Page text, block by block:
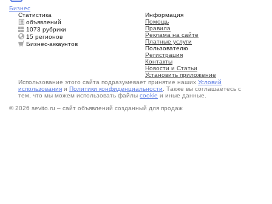
Бизнес
Статистика
объявлений
1073 рубрики
15 регионов
Бизнес-аккаунтов
Информация
Помощь
Правила
Реклама на сайте
Платные услуги
Пользователю
Регистрация
Контакты
Новости и Статьи
Установить приложение
Использование этого сайта подразумевает принятие наших Условий
использования и Политики конфиденциальности . Также вы соглашаетесь с
тем, что мы можем использовать файлы cookie и иные данные.
© 2026 sevito.ru – сайт объявлений созданный для продаж